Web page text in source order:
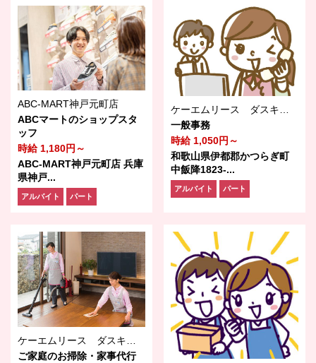
ABC-MART神戸元町店
ABCマートのショップスタ
ッフ
時給 1,180円～
ABC-MART神戸元町店 兵庫
県神戸...
アルバイト パート
ケーエムリース ダスキン部紀北営業所
一般事務
時給 1,050円～
和歌山県伊都郡かつらぎ町
中飯降1823-...
アルバイト パート
ご家庭のお掃除・家事代行